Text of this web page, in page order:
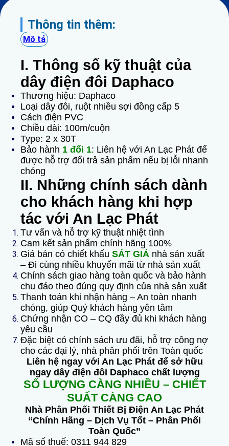
Thông tin thêm:
Mô tả
I. Thông số kỹ thuật của
dây điện đôi Daphaco
Thương hiệu: Daphaco
Loại dây đôi, ruột nhiều sợi đồng cấp 5
Cách điện PVC
Chiều dài: 100m/cuộn
Type: 2 x 30T
Bảo hành 1 đổi 1: Liên hệ với An Lạc Phát để
được hỗ trợ đổi trả sản phẩm nếu bị lỗi nhanh
chóng
II. Những chính sách dành
cho khách hàng khi hợp
tác với An Lạc Phát
Tư vấn và hỗ trợ kỹ thuật nhiệt tình
Cam kết sản phẩm chính hãng 100%
Giá bán có chiết khấu SÁT GIÁ nhà sản xuất
– Đi cùng nhiều khuyến mãi từ nhà sản xuất
Chính sách giao hàng toàn quốc và bảo hành
chu đáo theo đúng quy định của nhà sản xuất
Thanh toán khi nhận hàng – An toàn nhanh
chóng, giúp Quý khách hàng yên tâm
Chứng nhận CO – CQ đầy đủ khi khách hàng
yêu cầu
Đặc biệt có chính sách ưu đãi, hỗ trợ công nợ
cho các đại lý, nhà phân phối trên Toàn quốc
Liên hệ ngay với An Lạc Phát để sở hữu
ngay dây điện đôi Daphaco chất lượng
SỐ LƯỢNG CÀNG NHIỀU – CHIẾT
SUẤT CÀNG CAO
Nhà Phân Phối Thiết Bị Điện An Lạc Phát
“Chính Hãng – Dịch Vụ Tốt – Phân Phối
Toàn Quốc”
Mã số thuế: 0311 944 829